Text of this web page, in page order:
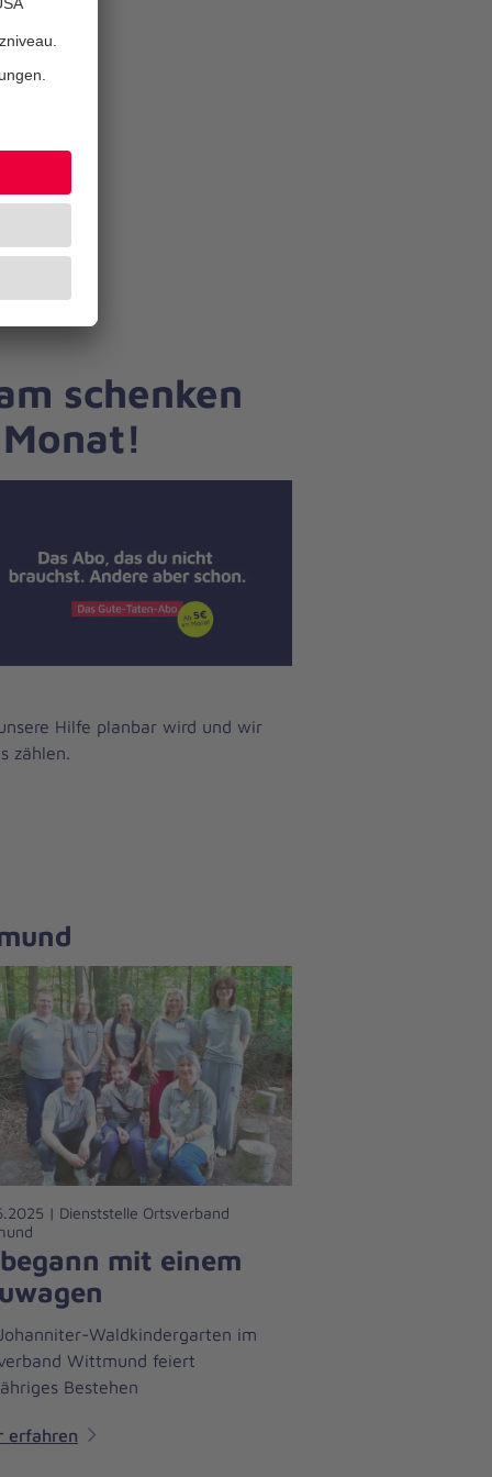
schenken
Hilfe planbar wird und wir
zählen.
| Dienststelle Ortsverband
mit einem
Waldkindergarten im
Wittmund feiert
Bestehen
erfahren